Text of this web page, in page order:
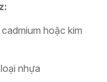
hoặc kim
nhựa